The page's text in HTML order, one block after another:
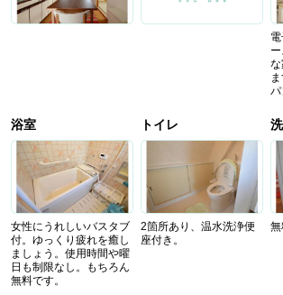
パ
浴室
女性にうれしいバスタブ
付。ゆっくり疲れを癒し
ましょう。使用時間や曜
日も制限なし。もちろん
無料です。
トイレ
2箇所あり、温水洗浄便
座付き。